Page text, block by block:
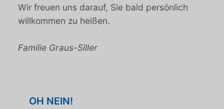
Wir freuen uns darauf, Sie bald persönlich
willkommen zu heißen.
Familie Graus-Siller
OH NEIN!